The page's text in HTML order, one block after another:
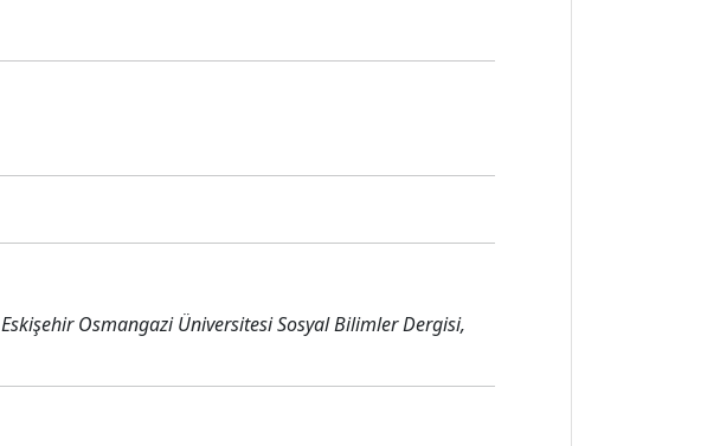
Eskişehir Osmangazi Üniversitesi Sosyal Bilimler Dergisi,